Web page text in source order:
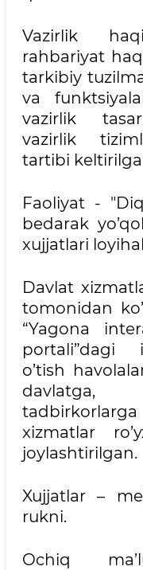
Vazirlik
rahbariyat
tarkibiy
va
vazirlik
vazirlik
tartibi
Faoliyat -
bedarak
xujjatlari
Davlat
tomonidan
“Yagona
portali”dagi
o’tish
xizmatlar
joylashtirilgan.
Xujjatlar –
rukni.
Ochiq